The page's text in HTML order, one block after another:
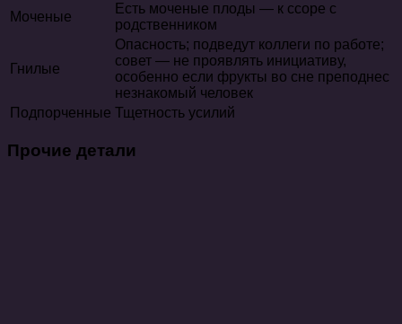
Моченые
Есть моченые плоды — к ссоре с
родственником
Гнилые
Опасность; подведут коллеги по работе;
совет — не проявлять инициативу,
особенно если фрукты во сне преподнес
незнакомый человек
Подпорченные Тщетность усилий
Прочие детали